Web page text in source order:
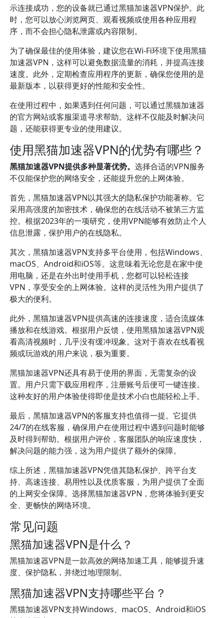
示连接成功，您的设备就已通过黑猫加速器VPN保护。此
时，您可以放心浏览网页、观看视频或使用各种应用程
序，而不会担心隐私泄露或内容限制。
为了确保最佳的使用体验，建议您在Wi-Fi环境下使用黑猫
加速器VPN，这样可以避免数据流量的消耗，并提高连接
速度。此外，定期检查应用程序的更新，确保您使用的是
最新版本，以获得更好的性能和安全性。
在使用过程中，如果遇到任何问题，可以通过黑猫加速器
的官方网站或客服渠道寻求帮助。这样不仅能及时解决问
题，还能获得更专业的使用建议。
使用黑猫加速器VPN的优势有哪些？
黑猫加速器VPN提供多种显著优势。 选择合适的VPN服务
不仅能保护您的网络安全，还能提升您的上网体验。
首先，黑猫加速器VPN以其强大的隐私保护功能著称。它
采用高强度的加密技术，确保您的在线活动不被第三方监
控。根据2023年的一项研究，使用VPN能够有效防止个人
信息泄露，保护用户的在线隐私。
其次，黑猫加速器VPN支持多平台使用，包括Windows、
macOS、Android和iOS等。这意味着无论您是在家中使
用电脑，还是在外出时使用手机，您都可以轻松连接
VPN，享受安全的上网体验。这样的灵活性为用户提供了
极大的便利。
此外，黑猫加速器VPN提供高速的连接速度，适合流媒体
播放和在线游戏。根据用户反馈，使用黑猫加速器VPN观
看高清视频时，几乎没有缓冲现象。这对于喜欢在线看视
频或玩游戏的用户来说，极为重要。
黑猫加速器VPN还具有易于使用的界面，无需复杂的设
置。用户只需下载应用程序，注册账号后便可一键连接。
这种友好的用户体验使得即使是技术小白也能轻松上手。
最后，黑猫加速器VPN的客服支持也值得一提。它提供
24/7的在线客服，确保用户在使用过程中遇到问题时能够
及时得到帮助。根据用户评价，客服团队的响应速度快，
解决问题的能力强，这为用户提供了额外的保障。
综上所述，黑猫加速器VPN凭借其隐私保护、跨平台支
持、高速连接、易用性以及优质客服，为用户提供了全面
的上网安全保障。选择黑猫加速器VPN，您将体验到更安
全、更畅快的网络环境。
常见问题
黑猫加速器VPN是什么？
黑猫加速器VPN是一款高效的网络加速工具，能够提升速
度、保护隐私，并绕过地理限制。
黑猫加速器VPN支持哪些平台？
黑猫加速器VPN支持Windows、macOS、Android和iOS